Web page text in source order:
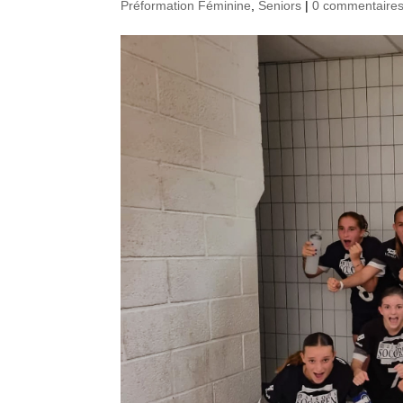
Préformation Féminine, Seniors |0